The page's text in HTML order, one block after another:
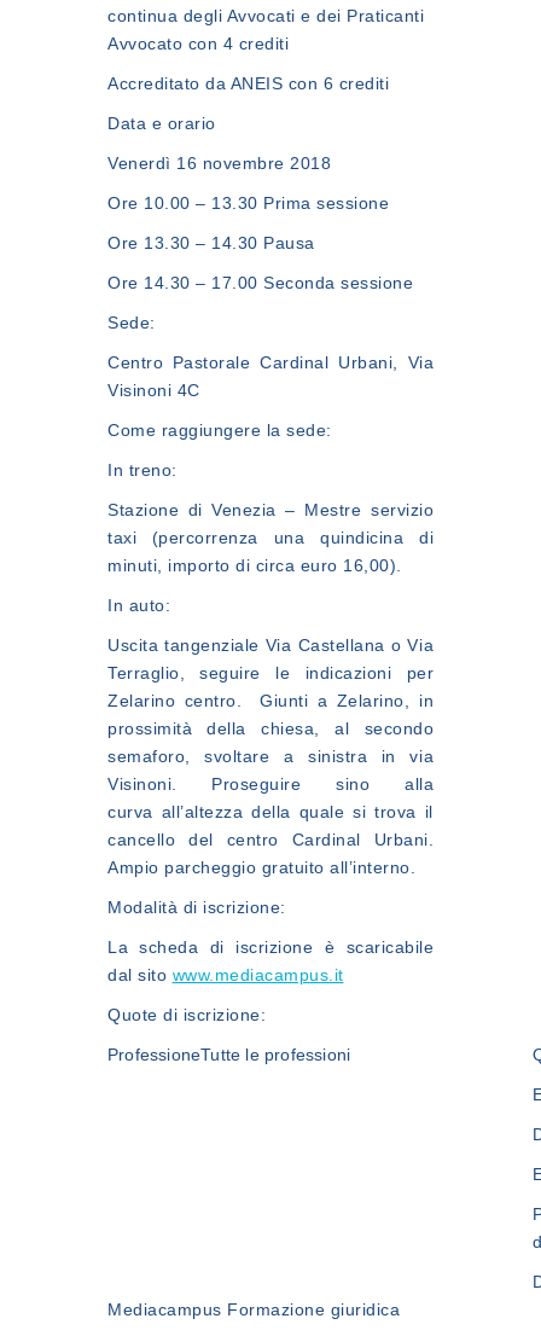
continua degli Avvocati e dei Praticanti
Avvocato con 4 crediti
Accreditato da ANEIS con 6 crediti
Data e orario
Venerdì 16 novembre 2018
Ore 10.00 – 13.30 Prima sessione
Ore 13.30 – 14.30 Pausa
Ore 14.30 – 17.00 Seconda sessione
Sede:
Centro Pastorale Cardinal Urbani, Via
Visinoni 4C
Come raggiungere la sede:
In treno:
Stazione di Venezia – Mestre servizio
taxi (percorrenza una quindicina di
minuti, importo di circa euro 16,00).
In auto:
Uscita tangenziale Via Castellana o Via
Terraglio, seguire le indicazioni per
Zelarino centro. Giunti a Zelarino, in
prossimità della chiesa, al secondo
semaforo, svoltare a sinistra in via
Visinoni. Proseguire sino alla
curva all’altezza della quale si trova il
cancello del centro Cardinal Urbani.
Ampio parcheggio gratuito all’interno.
Modalità di iscrizione:
La scheda di iscrizione è scaricabile
dal sito www.mediacampus.it
Quote di iscrizione:
ProfessioneTutte le professioni
Mediacampus Formazione giuridica